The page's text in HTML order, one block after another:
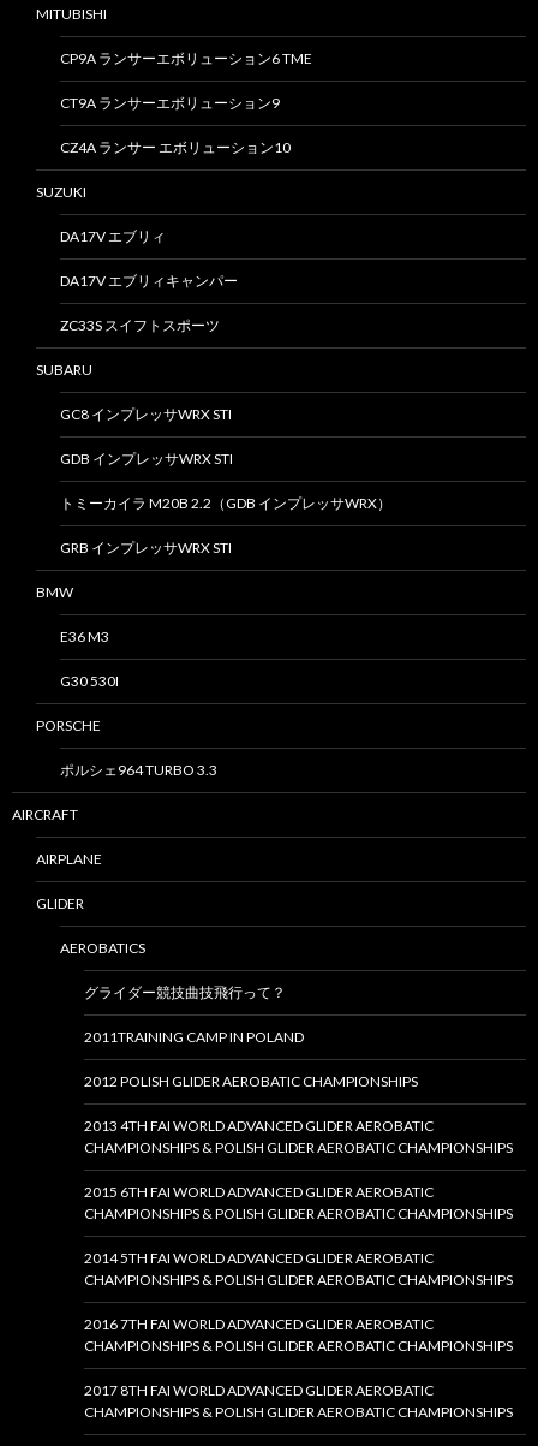
MITUBISHI
CP9A ランサーエボリューション6 TME
CT9A ランサーエボリューション9
CZ4A ランサー エボリューション10
SUZUKI
DA17V エブリィ
DA17V エブリィキャンパー
ZC33S スイフトスポーツ
SUBARU
GC8 インプレッサWRX STI
GDB インプレッサWRX STI
トミーカイラ M20B 2.2（GDB インプレッサWRX）
GRB インプレッサWRX STI
BMW
E36 M3
G30 530I
PORSCHE
ポルシェ964 TURBO 3.3
AIRCRAFT
AIRPLANE
GLIDER
AEROBATICS
グライダー競技曲技飛行って？
2011TRAINING CAMP IN POLAND
2012 POLISH GLIDER AEROBATIC CHAMPIONSHIPS
2013 4TH FAI WORLD ADVANCED GLIDER AEROBATIC
CHAMPIONSHIPS & POLISH GLIDER AEROBATIC CHAMPIONSHIPS
2015 6TH FAI WORLD ADVANCED GLIDER AEROBATIC
CHAMPIONSHIPS & POLISH GLIDER AEROBATIC CHAMPIONSHIPS
2014 5TH FAI WORLD ADVANCED GLIDER AEROBATIC
CHAMPIONSHIPS & POLISH GLIDER AEROBATIC CHAMPIONSHIPS
2016 7TH FAI WORLD ADVANCED GLIDER AEROBATIC
CHAMPIONSHIPS & POLISH GLIDER AEROBATIC CHAMPIONSHIPS
2017 8TH FAI WORLD ADVANCED GLIDER AEROBATIC
CHAMPIONSHIPS & POLISH GLIDER AEROBATIC CHAMPIONSHIPS